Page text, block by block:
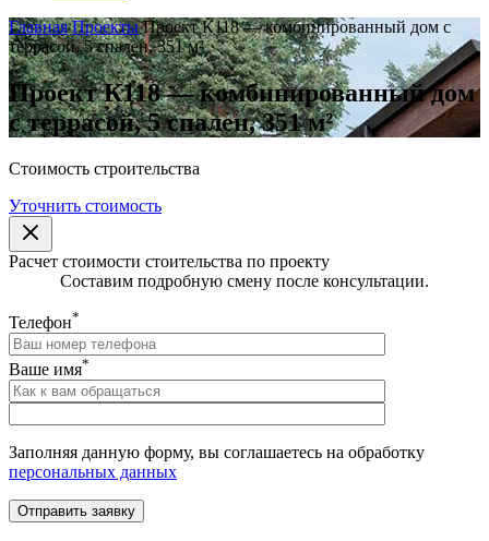
Главная Проекты Проект К118 — комбинированный дом с
террасой, 5 спален, 351 м²
Проект К118 — комбинированный дом
с террасой, 5 спален, 351 м²
Стоимость строительства
Уточнить стоимость
Расчет стоимости стоительства по проекту
Составим подробную смену после консультации.
Телефон*
Ваше имя*
Заполняя данную форму, вы соглашаетесь на обработку
персональных данных